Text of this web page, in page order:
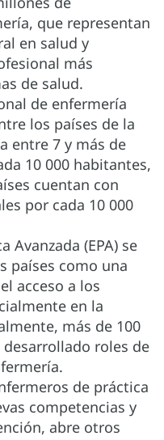
que representan
en salud y
más
de salud.
de enfermería
los países de la
entre 7 y más de
10 000 habitantes,
cuentan con
por cada 10 000
Avanzada (EPA) se
países como una
acceso a los
en la
más de 100
roles de
de práctica
competencias y
abre otros